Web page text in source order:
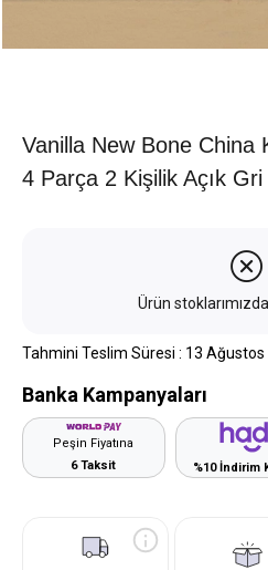
Vanilla New Bone China
4 Parça 2 Kişilik Açık Gri
Ürün
Tahmini Teslim Süresi : 13
Banka Kampanyaları
Peşin Fiyatına
6 Taksit
%10 İndirim